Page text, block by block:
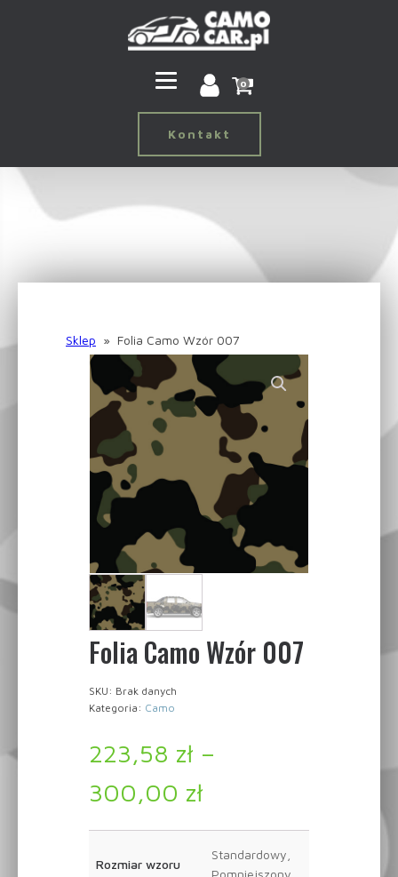
0
Kontakt
Sklep » Folia Camo Wzór 007
Folia Camo Wzór 007
SKU: Brak danych
Kategoria: Camo
223,58 zł –
300,00 zł
Rozmiar wzoru
Standardowy,
Pomniejszony